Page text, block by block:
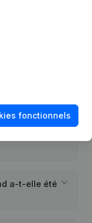
a-t-elle été
fonctionnels